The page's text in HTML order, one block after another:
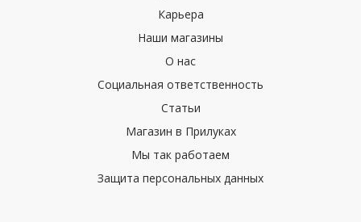
Карьера
Наши магазины
О нас
Социальная ответственность
Статьи
Магазин в Прилуках
Мы так работаем
Защита персональных данных